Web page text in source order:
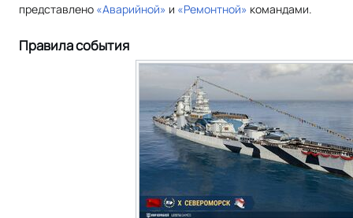
представлено «Аварийной» и «Ремонтной» командами.
Правила события